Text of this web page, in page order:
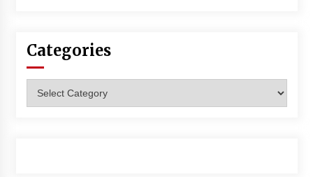
Categories